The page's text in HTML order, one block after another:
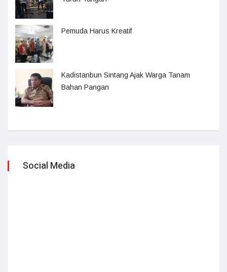
Pemuda Harus Kreatif
Kadistanbun Sintang Ajak Warga Tanam
Bahan Pangan
Social Media